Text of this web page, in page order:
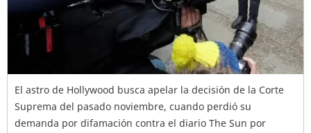
El astro de Hollywood busca apelar la decisión de la Corte
Suprema del pasado noviembre, cuando perdió su
demanda por difamación contra el diario The Sun por